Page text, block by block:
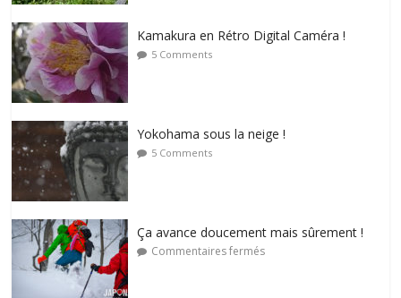
Kamakura en Rétro Digital Caméra !
5 Comments
Yokohama sous la neige !
5 Comments
Ça avance doucement mais sûrement !
Commentaires fermés